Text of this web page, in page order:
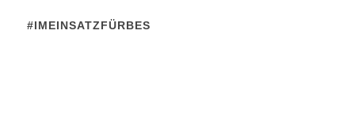
#IMEINSATZFÜRBES